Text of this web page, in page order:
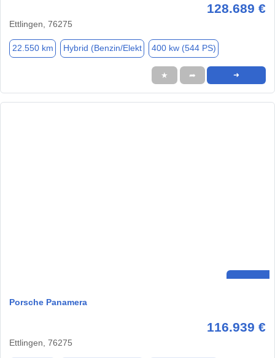
128.689 €
Ettlingen, 76275
22.550 km Hybrid (Benzin/Elekt 400 kw (544 PS)
★ ➦ ➜
Porsche Panamera
116.939 €
Ettlingen, 76275